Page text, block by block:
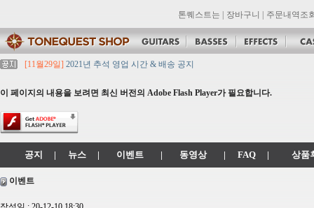
톤퀘스트는 장바구니 주문내역조
[11월29일] 2021년 추석 영업 시간 & 배송 공지
[11월29일]2021년 설 영업 시간 & 배송 공지
[11월29일]
톤퀘스트 10월 휴무일 안내입니다.
이 페이지의 내용을 보려면 최신 버전의 Adobe Flash Player가 필요합니다.
공지 | 뉴스 | 이벤트 | 동영상 | FAQ | 상품
이벤트